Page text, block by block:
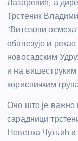
Лазаревић, а
Трстеник
“Витезови
обавезује и
новосадским
и на
корисничким
Оно што је важно
сарадници
Невенка Чуљић и